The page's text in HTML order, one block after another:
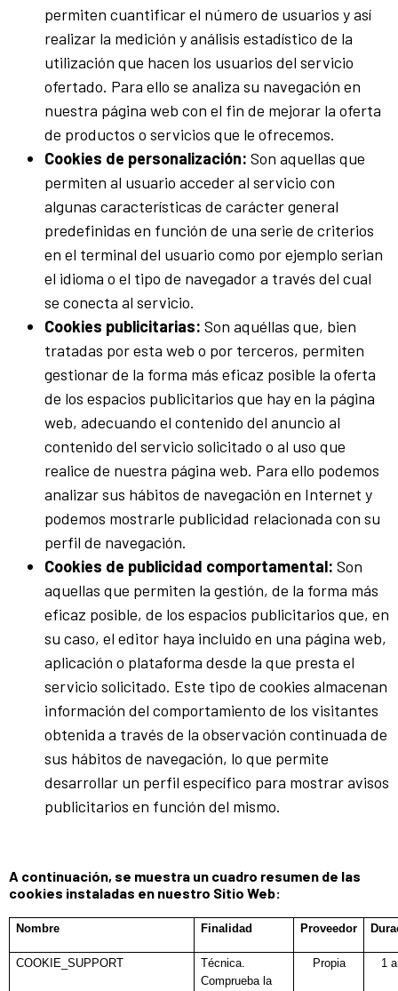
permiten cuantificar el número de usuarios y así
realizar la medición y análisis estadístico de la
utilización que hacen los usuarios del servicio
ofertado. Para ello se analiza su navegación en
nuestra página web con el fin de mejorar la oferta
de productos o servicios que le ofrecemos.
Cookies de personalización: Son aquellas que
permiten al usuario acceder al servicio con
algunas características de carácter general
predefinidas en función de una serie de criterios
en el terminal del usuario como por ejemplo serian
el idioma o el tipo de navegador a través del cual
se conecta al servicio.
Cookies publicitarias: Son aquéllas que, bien
tratadas por esta web o por terceros, permiten
gestionar de la forma más eficaz posible la oferta
de los espacios publicitarios que hay en la página
web, adecuando el contenido del anuncio al
contenido del servicio solicitado o al uso que
realice de nuestra página web. Para ello podemos
analizar sus hábitos de navegación en Internet y
podemos mostrarle publicidad relacionada con su
perfil de navegación.
Cookies de publicidad comportamental: Son
aquellas que permiten la gestión, de la forma más
eficaz posible, de los espacios publicitarios que, en
su caso, el editor haya incluido en una página web,
aplicación o plataforma desde la que presta el
servicio solicitado. Este tipo de cookies almacenan
información del comportamiento de los visitantes
obtenida a través de la observación continuada de
sus hábitos de navegación, lo que permite
desarrollar un perfil específico para mostrar avisos
publicitarios en función del mismo.
A continuación, se muestra un cuadro resumen de las
cookies instaladas en nuestro Sitio Web:​​​
Nombre Finalidad Proveedor
COOKIE_SUPPORT
Técnica.
Comprueba la
Propia 1